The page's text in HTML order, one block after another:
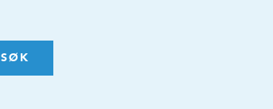
SØK